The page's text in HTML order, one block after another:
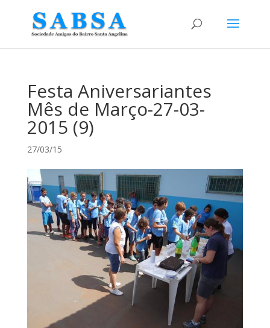
Festa Aniversariantes
Mês de Março-27-03-
2015 (9)
27/03/15